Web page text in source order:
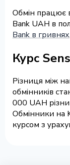
Обмін працює
Bank UAH в
Bank в гривнях.
Курс
Різниця між
обмінників
000 UAH
Обмінники на
курсом з